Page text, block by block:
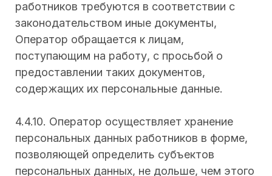
работников требуются в соответствии с
законодательством иные документы,
Оператор обращается к лицам,
поступающим на работу, с просьбой о
предоставлении таких документов,
содержащих их персональные данные.
4.4.10. Оператор осуществляет хранение
персональных данных работников в форме,
позволяющей определить субъектов
персональных данных, не дольше, чем этого